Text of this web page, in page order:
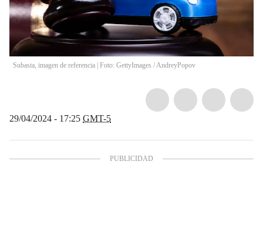
Subasta, imagen de referencia | Foto: GettyImages /AndreyPopov
29/04/2024 - 17:25 GMT-5